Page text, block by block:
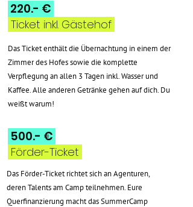
220.- €
Ticket inkl. Gästehof
Das Ticket enthält die Übernachtung in einem der
Zimmer des Hofes sowie die komplette
Verpflegung an allen 3 Tagen inkl. Wasser und
Kaffee. Alle anderen Getränke gehen auf dich. Du
weißt warum!
500.- €
Förder-Ticket
Das Förder-Ticket richtet sich an Agenturen,
deren Talents am Camp teilnehmen. Eure
Querfinanzierung macht das SummerCamp